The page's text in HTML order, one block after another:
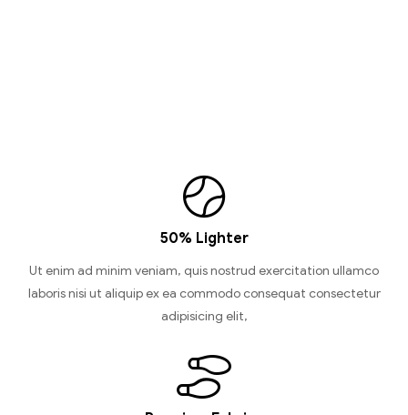
50% Lighter
Ut enim ad minim veniam, quis nostrud exercitation ullamco
laboris nisi ut aliquip ex ea commodo consequat consectetur
adipisicing elit,